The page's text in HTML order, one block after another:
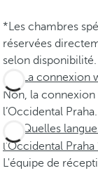
*Les chambres
réservées
selon disponibilité.
La connexion
Non, la
l’Occidental Praha.
Quelles
l’Occidental Praha
L'équipe de